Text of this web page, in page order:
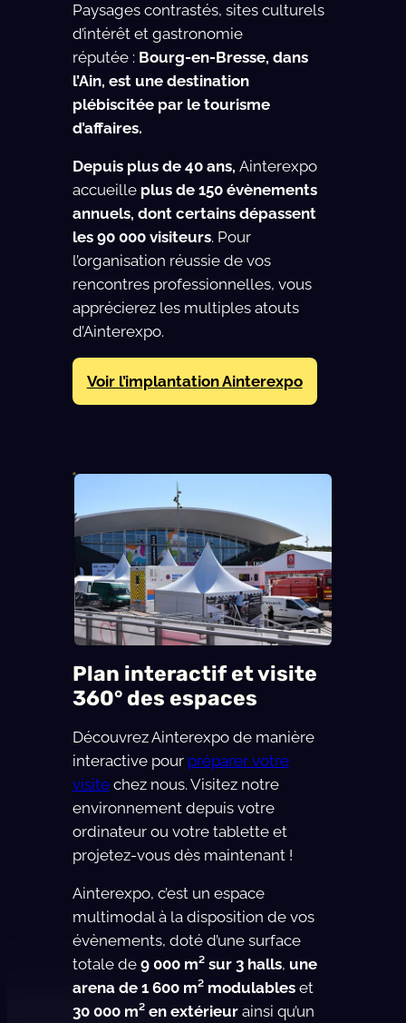
Paysages contrastés, sites culturels
d’intérêt et gastronomie
réputée : Bourg-en-Bresse, dans
l’Ain, est une destination
plébiscitée par le tourisme
d’affaires.
Depuis plus de 40 ans, Ainterexpo
accueille plus de 150 évènements
annuels, dont certains dépassent
les 90 000 visiteurs. Pour
l’organisation réussie de vos
rencontres professionnelles, vous
apprécierez les multiples atouts
d’Ainterexpo.
Voir l’implantation Ainterexpo
Plan interactif et visite
360° des espaces
Découvrez Ainterexpo de manière
interactive pour préparer votre
visitechez nous. Visitez notre
environnement depuis votre
ordinateur ou votre tablette et
projetez-vous dès maintenant !
Ainterexpo, c’est un espace
multimodal à la disposition de vos
évènements, doté d’une surface
totale de 9 000 m² sur 3 halls, une
arena de 1 600 m² modulables et
30 000 m² en extérieurainsi qu’un